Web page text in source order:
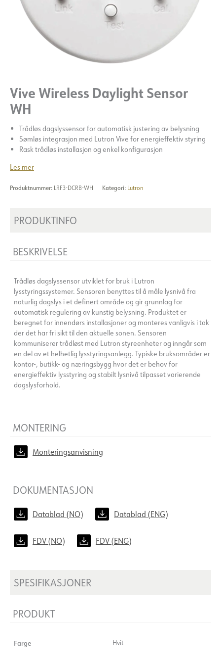
Vive Wireless Daylight Sensor
WH
Trådløs dagslyssensor for automatisk justering av belysning
Sømløs integrasjon med Lutron Vive for energieffektiv styring
Rask trådløs installasjon og enkel konfigurasjon
Les mer
Produktnummer: LRF3-DCRB-WH Kategori: Lutron
PRODUKTINFO
BESKRIVELSE
Trådløs dagslyssensor utviklet for bruk i Lutron
lysstyringssystemer. Sensoren benyttes til å måle lysnivå fra
naturlig dagslys i et definert område og gir grunnlag for
automatisk regulering av kunstig belysning. Produktet er
beregnet for innendørs installasjoner og monteres vanligvis i tak
der det har fri sikt til den aktuelle sonen. Sensoren
kommuniserer trådløst med Lutron styreenheter og inngår som
en del av et helhetlig lysstyringsanlegg. Typiske bruksområder er
kontor-, butikk- og næringsbygg hvor det er behov for
energieffektiv lysstyring og stabilt lysnivå tilpasset varierende
dagslysforhold.
MONTERING
Monteringsanvisning
DOKUMENTASJON
Datablad (NO) Datablad (ENG)
FDV (NO) FDV (ENG)
SPESIFIKASJONER
PRODUKT
Farge Hvit